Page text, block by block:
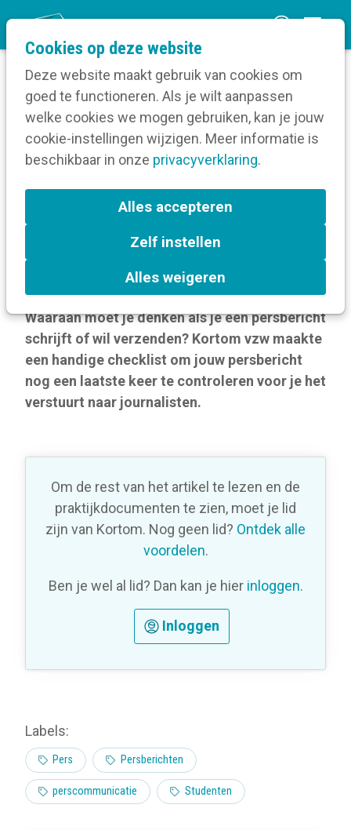
Cookies op deze website
Deze website maakt gebruik van cookies om
goed te functioneren. Als je wilt aanpassen
welke cookies we mogen gebruiken, kan je jouw
cookie-instellingen wijzigen. Meer informatie is
beschikbaar in onze privacyverklaring.
Alles accepteren
Zelf instellen
Alles weigeren
n
m
Home
Blog
Persbericht: heb je aan alles gedacht?
CHECKLIST
Persbericht: heb je aan
alles gedacht? CHECKLIST
Waaraan moet je denken als je een persbericht
schrijft of wil verzenden? Kortom vzw maakte
een handige checklist om jouw persbericht
nog een laatste keer te controleren voor je het
verstuurt naar journalisten.
Om de rest van het artikel te lezen en de
praktijkdocumenten te zien, moet je lid
zijn van Kortom. Nog geen lid? Ontdek alle
voordelen.
Ben je wel al lid? Dan kan je hier inloggen.
Inloggen
Labels:
Pers Persberichten
perscommunicatie Studenten